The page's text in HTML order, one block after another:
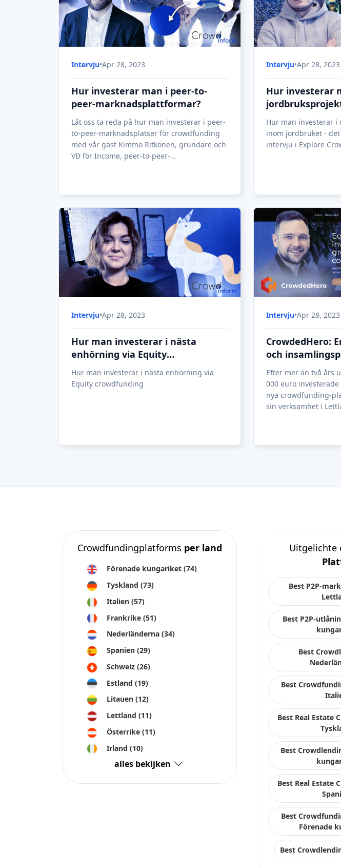
Intervju•Apr 28, 2023
Hur investerar man i peer-to-
peer-marknadsplattformar?
Låt oss ta reda på hur man investerar i peer-
to-peer-marknadsplatser för crowdfunding
med vår gäst Kimmo Ritkönen, grundare och
VD för Income, peer-to-peer-
Intervju•Apr 28, 2023
Hur investerar
crowdfunding?
Hur man investerar
inom jordbruket -
intervju i Explore
Intervju•Apr 28, 2023
Hur man investerar i nästa
enhörning via Equity
crowdfunding
Hur man investerar i nästa enhörning via
Equity crowdfunding
Intervju•Apr 28, 2023
CrowdedHero:
och
startat sin
Efter mer än två års
000 euro
nya crowdfunding-
sin verksamhet i
Crowdfundingplatforms per land
Förenade kungariket (74)
Tyskland (73)
Italien (57)
Frankrike (51)
Nederländerna (34)
Spanien (29)
Schweiz (26)
Estland (19)
Litauen (12)
Lettland (11)
Österrike (11)
Irland (10)
alles bekijken
Uitgelichte
Best P2P-
Best P2P-
Best
Best
Best Real Estate
Best
Best Real Estate
Best
Förenade
Best